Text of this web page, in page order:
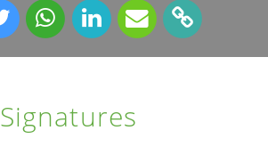
Signatures